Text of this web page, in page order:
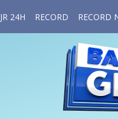
JR 24H RECORD RECORD